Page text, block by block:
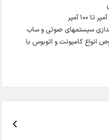
جهت راه اندازی سیستمهای صوتی و ساب
انواع کامیونت و اتوبوس با